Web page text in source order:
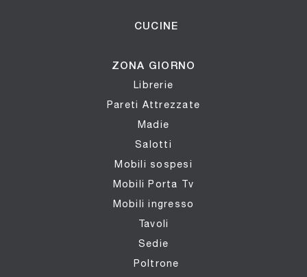
CUCINE
ZONA GIORNO
Librerie
Pareti Attrezzate
Madie
Salotti
Mobili sospesi
Mobili Porta Tv
Mobili ingresso
Tavoli
Sedie
Poltrone